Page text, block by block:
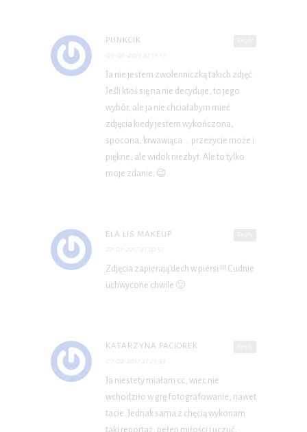
PUNKCIK
Ja nie jestem zwolenniczką takich zdjęć.
Jeśli ktoś się na nie decyduje, to jego
wybór, ale ja nie chciałabym mieć
zdjęcia kiedy jestem wykończona,
spocona, krwawiąca … przeżycie może i
piękne, ale widok niezbyt. Ale to tylko
moje zdanie. 😉
ELA LIS MAKEUP
Zdjęcia zapierają dech w piersi !!! Cudnie
uchwycone chwile 🙂
KATARZYNA PACIOREK
Ja niestety miałam cc, wiec nie
wchodziło w grę fotografowanie, nawet
tacie. Jednak sama z chęcią wykonam
taki reportaż, pełen miłości i uczuć,